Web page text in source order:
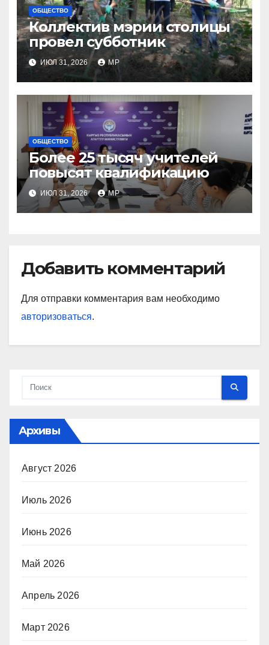
ОБЩЕСТВО
Коллектив мэрии столицы
провел субботник
ИЮЛ 31, 2026 MP
ОБЩЕСТВО
Более 25 тысяч учителей
повысят квалификацию
ИЮЛ 31, 2026 MP
Добавить комментарий
Для отправки комментария вам необходимо
авторизоваться.
Архивы
Август 2026
Июль 2026
Июнь 2026
Май 2026
Апрель 2026
Март 2026